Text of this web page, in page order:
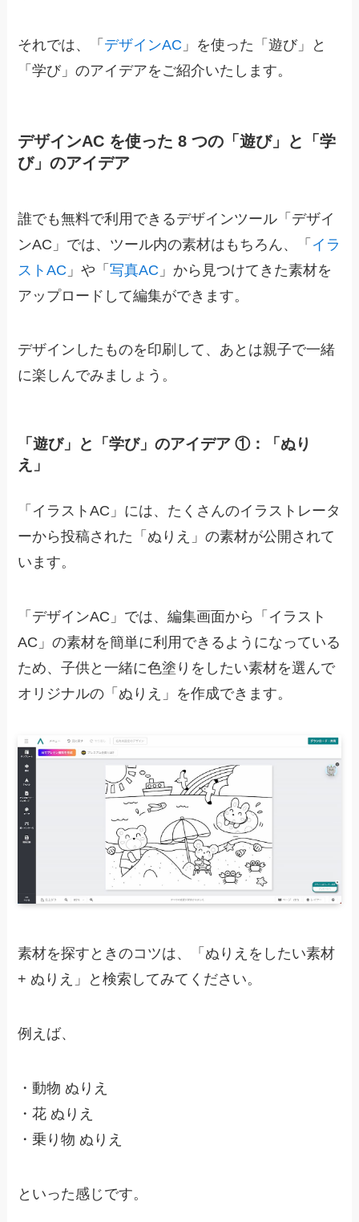
それでは、 「 デザインAC 」を使った「遊び」と
「学び」のアイデアをご紹介いたします。
デザインAC を使った 8 つの「遊び」と「学
び」のアイデア
誰でも無料で利用できるデザインツール「デザイ
ンAC」では、ツール内の素材はもちろん、「 イラ
ストAC 」や「写真AC 」から見つけてきた素材を
アップロードして編集ができます。
デザインしたものを印刷して、あとは親子で一緒
に楽しんでみましょう。
「遊び」と「学び」のアイデア ①：「ぬり
え」
「イラストAC」には、たくさんのイラストレータ
ーから投稿された「ぬりえ」の素材が公開されて
います。
「デザインAC」では、編集画面から「イラスト
AC」の素材を簡単に利用できるようになっている
ため、子供と一緒に色塗りをしたい素材を選んで
オリジナルの「ぬりえ」を作成できます。
素材を探すときのコツは、「ぬりえをしたい素材
+ ぬりえ」と検索してみてください。
例えば、
・動物 ぬりえ
・花 ぬりえ
・ 乗り物 ぬりえ
といった感じです。